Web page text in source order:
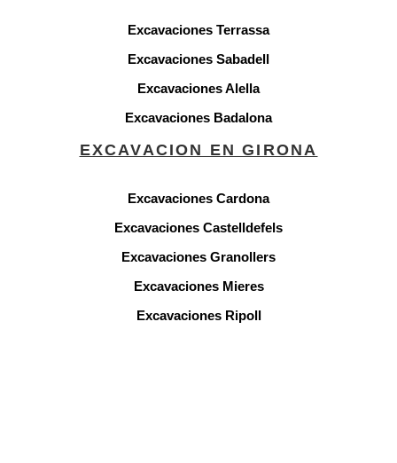
Excavaciones Terrassa
Excavaciones Sabadell
Excavaciones Alella
Excavaciones Badalona
EXCAVACION EN GIRONA
Excavaciones Cardona
Excavaciones Castelldefels
Excavaciones Granollers
Excavaciones Mieres
Excavaciones Ripoll